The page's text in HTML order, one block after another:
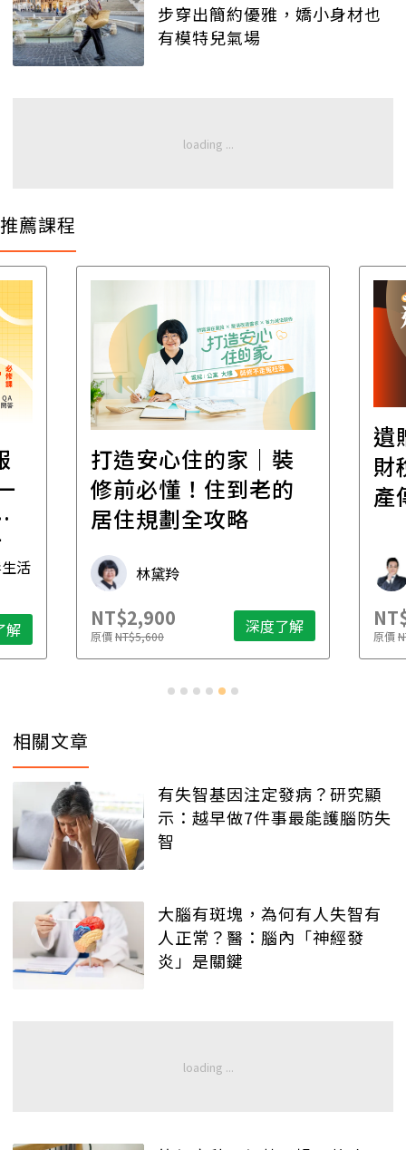
步穿出簡約優雅，嬌小身材也
有模特兒氣場
推薦課程
活
解
打造安心住的家｜裝
修前必懂！住到老的
居住規劃全攻略
林黛羚
NT$2,900
原價NT$5,600 深度了解
遺
財
產
原價
相關文章
有失智基因注定發病？研究顯
示：越早做7件事最能護腦防失
智
大腦有斑塊，為何有人失智有
人正常？醫：腦內「神經發
炎」是關鍵